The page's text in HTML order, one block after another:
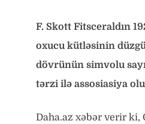
F. Skott Fitsceraldın
oxucu kütləsinin
dövrünün simvolu
tərzi ilə assosiasiya
Daha.az xəbər verir ki,